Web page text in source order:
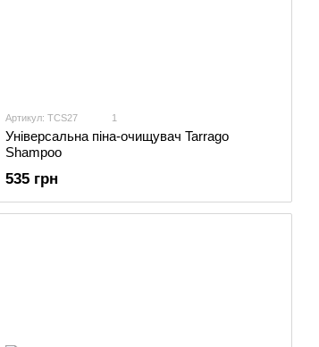
Артикул: TCS27 1
Універсальна піна-очищувач Tarrago
Shampoo
535 грн